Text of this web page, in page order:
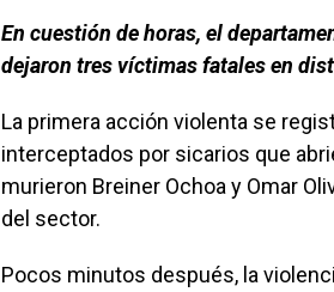
En cuestión de horas, el
dejaron tres víctimas fatales en
La primera acción violenta se
interceptados por sicarios que
murieron Breiner Ochoa y Omar
del sector.
Pocos minutos después, la